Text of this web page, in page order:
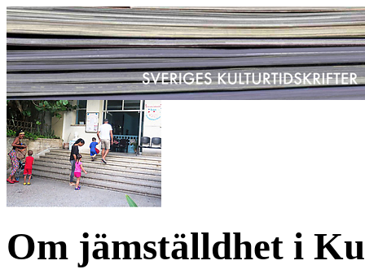
Om jämställdhet i